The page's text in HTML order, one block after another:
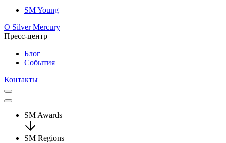
SM Young
О Silver Mercury
Пресс-центр
Блог
События
Контакты
SM Awards
SM Regions